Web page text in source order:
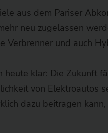
aus dem Pariser
neu zugelassen
Verbrenner und auch
heute klar: Die Zukunft
von Elektroautos
dazu beitragen